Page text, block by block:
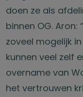
doen ze als
binnen OG.
zoveel mogelijk
kunnen veel zelf
overname van
het vertrouwen